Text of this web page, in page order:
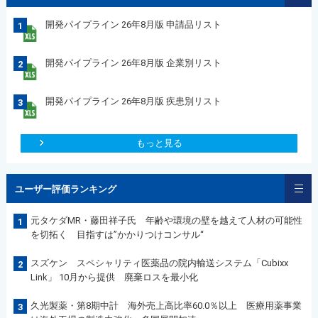
1 開発パイプライン 26年8月版 申請品リスト
2 開発パイプライン 26年8月版 企業別リスト
3 開発パイプライン 26年8月版 疾患別リスト
もっと見る
ユーザー評価ランキング
1
元タケダMR・藤田祥子氏 年齢や環境の壁を越えて人材の可能性
を切拓く 目指すは”かかりつけコンサル“
2
スズケン スペシャリティ医薬品の院内輸送システム「Cubixx
Link」 10月から提供 廃棄ロスを最小化
3
久光製薬・第8期中計 海外売上高比率60.0％以上 医療用薬事業